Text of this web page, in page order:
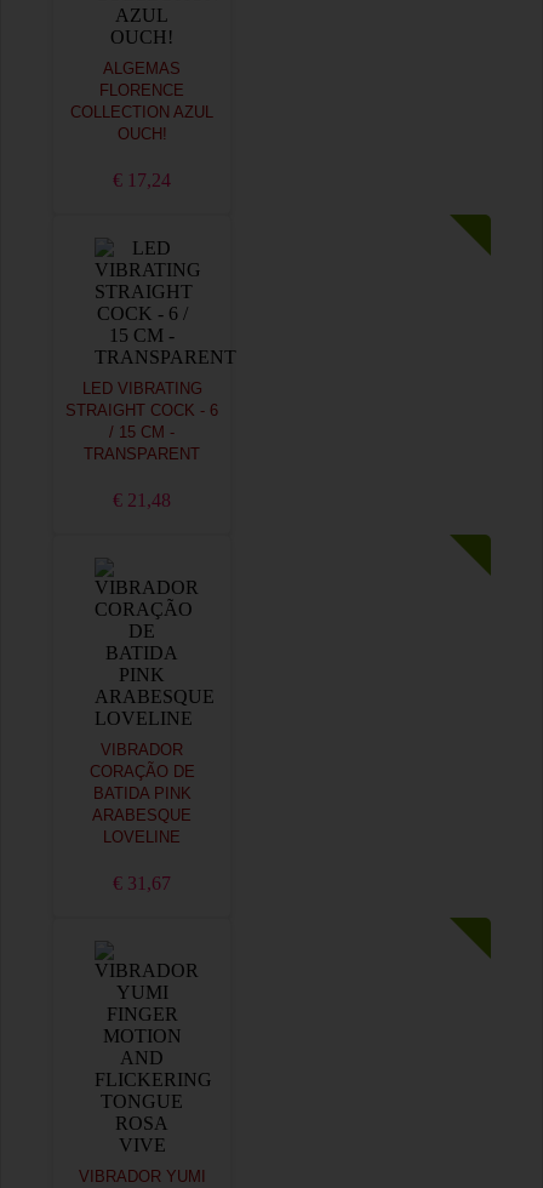
ALGEMAS
FLORENCE
COLLECTION AZUL
OUCH!
€ 17,24
LED VIBRATING
STRAIGHT COCK - 6
/ 15 CM -
TRANSPARENT
€ 21,48
VIBRADOR
CORAÇÃO DE
BATIDA PINK
ARABESQUE
LOVELINE
€ 31,67
VIBRADOR YUMI